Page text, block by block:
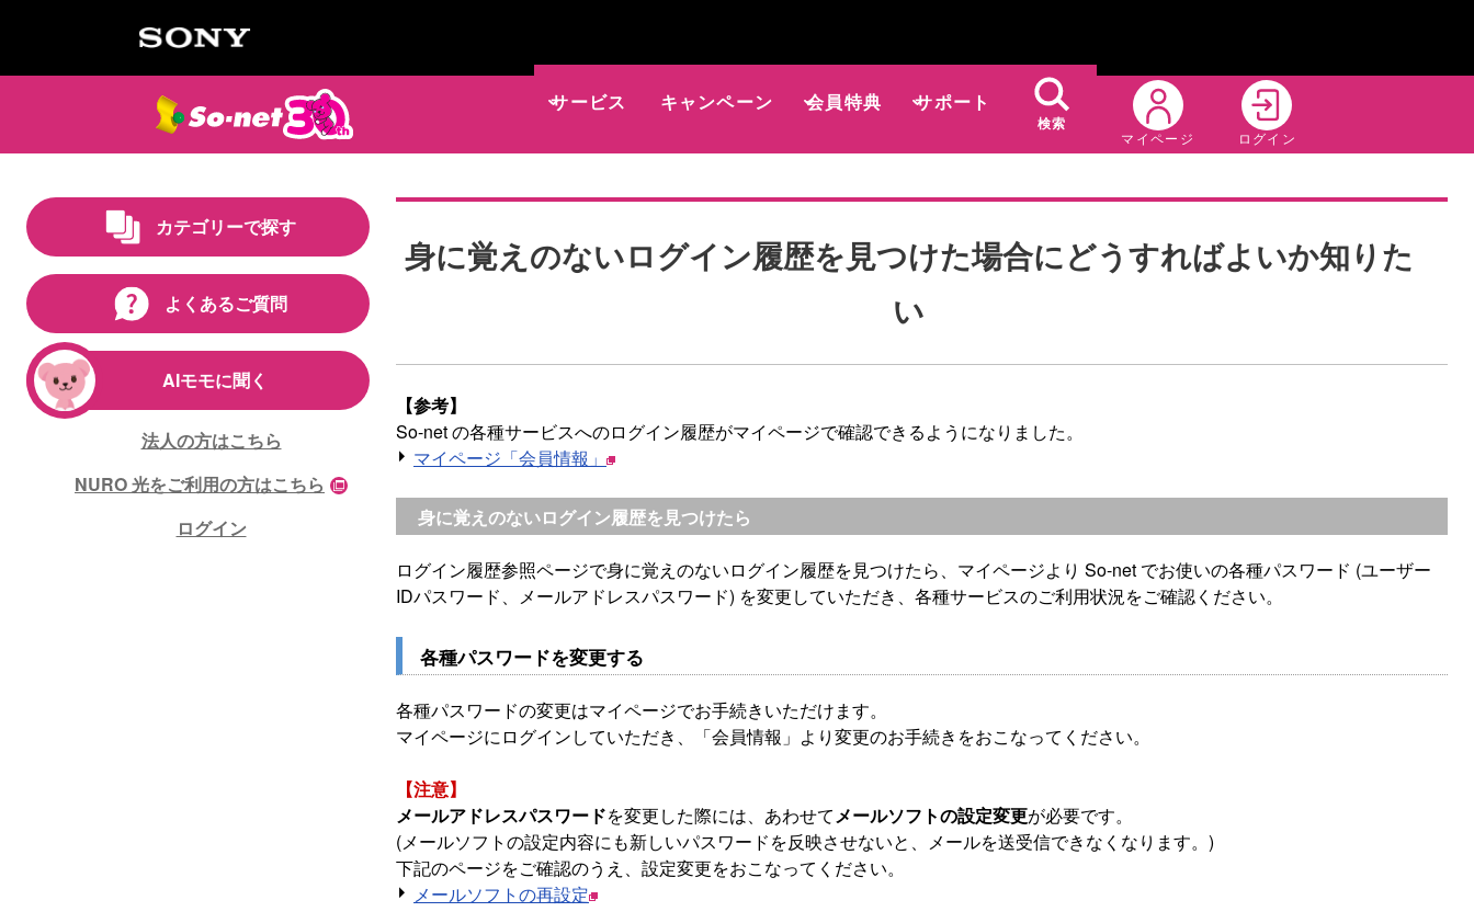
サービス キャンペーン 会員特典 サポート
検索
マイページ ログイン
カテゴリーで探す
よくあるご質問
AIモモに聞く
法人の方はこちら
NURO 光をご利用の方はこちら
ログイン
身に覚えのないログイン履歴を見つけた場合にどうすればよいか知りた
い
【参考】
So-net の各種サービスへのログイン履歴がマイページで確認できるようになりました。
マイページ「会員情報」
身に覚えのないログイン履歴を見つけたら
ログイン履歴参照ページで身に覚えのないログイン履歴を見つけたら、マイページより So-net でお使いの各種パスワード (ユーザー
IDパスワード、メールアドレスパスワード) を変更していただき、各種サービスのご利用状況をご確認ください。
各種パスワードを変更する
各種パスワードの変更はマイページでお手続きいただけます。
マイページにログインしていただき、「会員情報」より変更のお手続きをおこなってください。
【注意】
メールアドレスパスワードを変更した際には、あわせてメールソフトの設定変更が必要です。
(メールソフトの設定内容にも新しいパスワードを反映させないと、メールを送受信できなくなります。)
下記のページをご確認のうえ、設定変更をおこなってください。
メールソフトの再設定